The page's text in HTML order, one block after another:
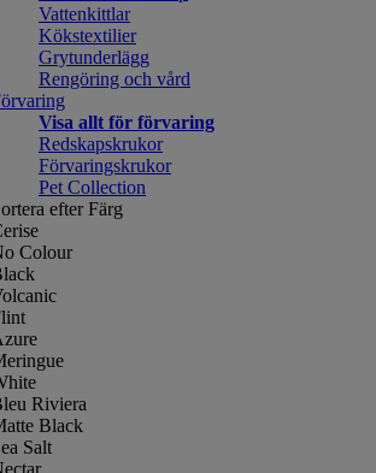
Vattenkittlar
Kökstextilier
Grytunderlägg
Rengöring och vård
Visa allt för förvaring
Redskapskrukor
Förvaringskrukor
Pet Collection
efter Färg
Colour
Riviera
Black
Salt